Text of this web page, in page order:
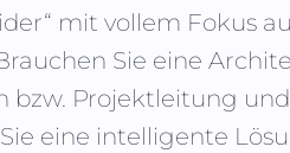
mit vollem Fokus
Sie eine
Projektleitung
eine intelligente